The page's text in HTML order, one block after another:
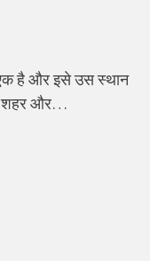
है और इसे उस स्थान
शहर और…